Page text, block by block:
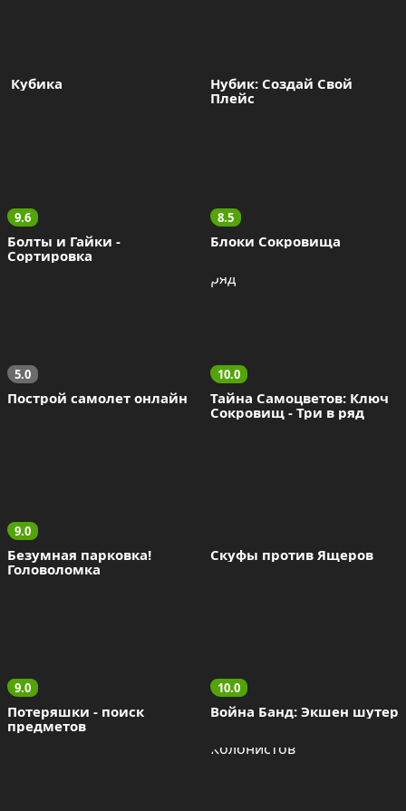
Кубика
Нубик: Создай Свой
Плейс
9.6
Болты и Гайки -
Сортировка
8.5
Блоки Сокровища
5.0
Построй самолет онлайн
10.0
Тайна Самоцветов: Ключ
Сокровищ - Три в ряд
9.0
Безумная парковка!
Головоломка
Скуфы против Ящеров
9.0
Потеряшки - поиск
предметов
10.0
Война Банд: Экшен шутер